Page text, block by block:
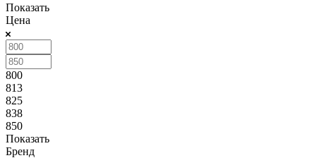
Показать
Цена
800
813
825
838
850
Показать
Бренд